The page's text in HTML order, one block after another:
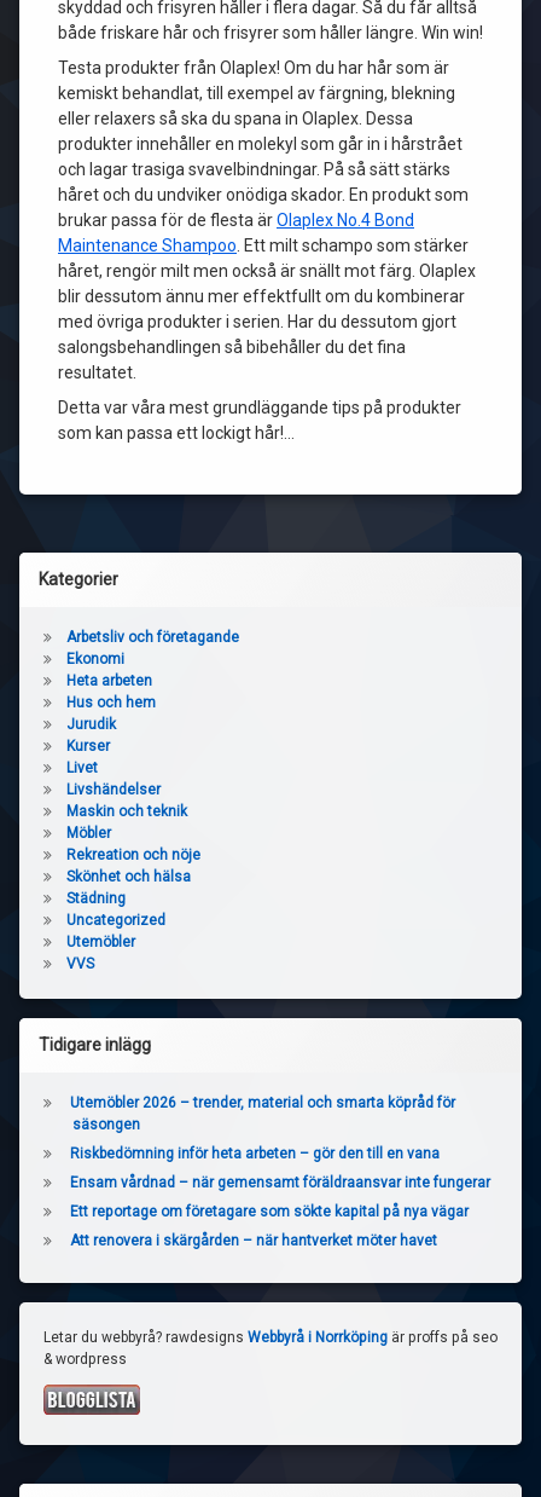
skyddad och frisyren håller i flera dagar. Så du får alltså
både friskare hår och frisyrer som håller längre. Win win!
Testa produkter från Olaplex! Om du har hår som är
kemiskt behandlat, till exempel av färgning, blekning
eller relaxers så ska du spana in Olaplex. Dessa
produkter innehåller en molekyl som går in i hårstrået
och lagar trasiga svavelbindningar. På så sätt stärks
håret och du undviker onödiga skador. En produkt som
brukar passa för de flesta ärOlaplex No.4 Bond
Maintenance Shampoo . Ett milt schampo som stärker
håret, rengör milt men också är snällt mot färg. Olaplex
blir dessutom ännu mer effektfullt om du kombinerar
med övriga produkter i serien. Har du dessutom gjort
salongsbehandlingen så bibehåller du det fina
resultatet.
Detta var våra mest grundläggande tips på produkter
som kan passa ett lockigt hår!…
Kategorier
Arbetsliv och företagande
Ekonomi
Heta arbeten
Hus och hem
Jurudik
Kurser
Livet
Livshändelser
Maskin och teknik
Möbler
Rekreation och nöje
Skönhet och hälsa
Städning
Uncategorized
Utemöbler
VVS
Tidigare inlägg
Utemöbler 2026 – trender, material och smarta köpråd för
säsongen
Riskbedömning inför heta arbeten – gör den till en vana
Ensam vårdnad – när gemensamt föräldraansvar inte fungerar
Ett reportage om företagare som sökte kapital på nya vägar
Att renovera i skärgården – när hantverket möter havet
Letar du webbyrå? rawdesigns Webbyrå i Norrköping är proffs på seo
& wordpress